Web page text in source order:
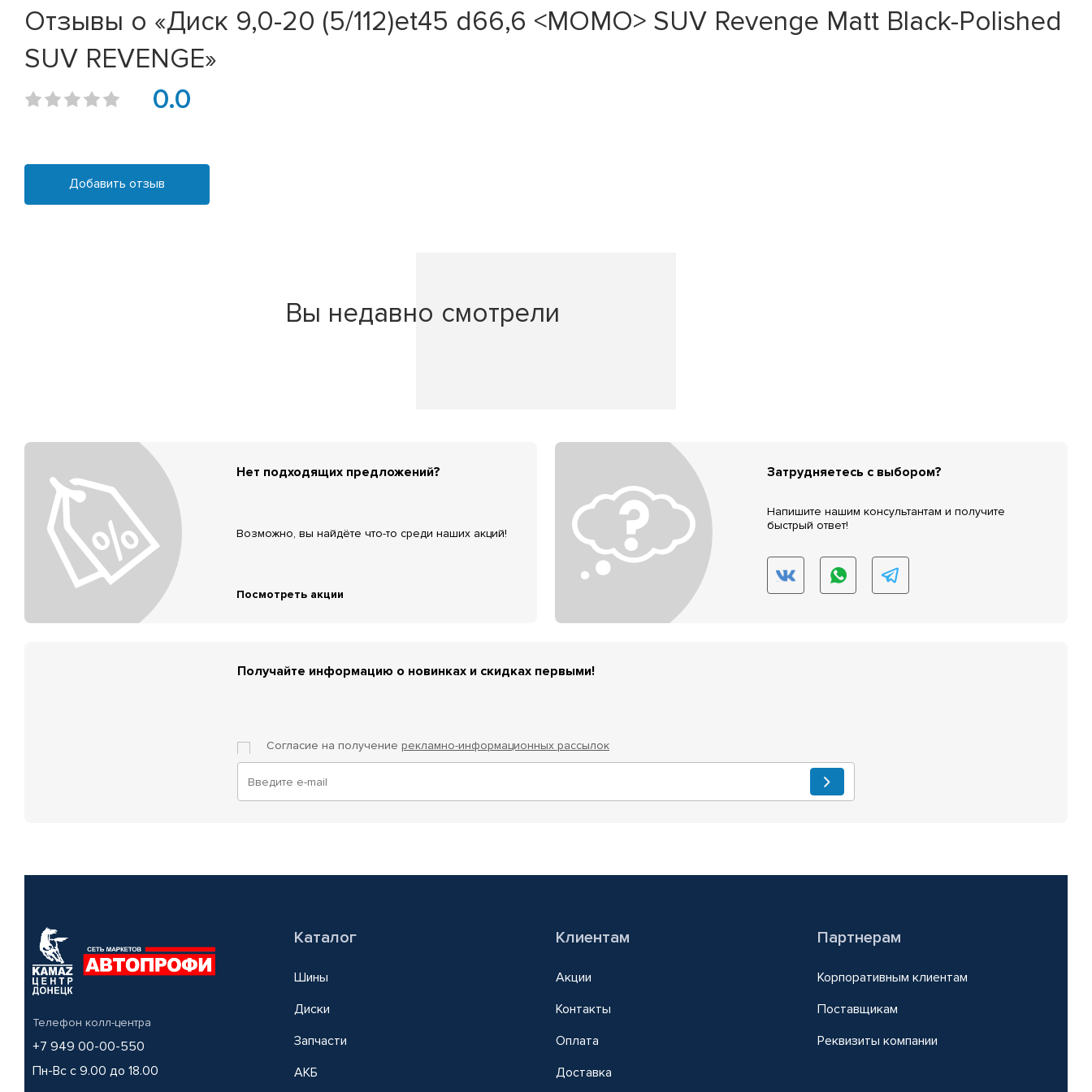
Отзывы о «Диск 9,0-20 (5/112)et45 d66,6 <MOMO> SUV Revenge Matt Black-Polished
SUV REVENGE»
0.0
Добавить отзыв
Вы недавно смотрели
Нет подходящих предложений?
Возможно, вы найдёте что-то среди наших акций!
Посмотреть акции
Затрудняетесь с выбором?
Напишите нашим консультантам и получите
быстрый ответ!
Получайте информацию о новинках и скидках первыми!
Согласие на получение рекламно-информационных рассылок
Телефон колл-центра
+7 949 00-00-550
Пн-Вс с 9.00 до 18.00
Каталог
Шины
Диски
Запчасти
АКБ
Клиентам
Акции
Контакты
Оплата
Доставка
Партнерам
Корпоративным клиентам
Поставщикам
Реквизиты компании